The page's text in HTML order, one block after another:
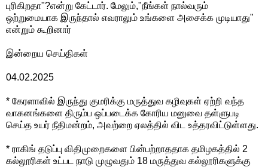
புரிகிறதா"?என்று கேட்டார். மேலும்,"நீங்கள் நால்வரும்
ஒற்றுமையாக இருந்தால் எவராலும் உங்களை அசைக்க முடியாது"
என்றும் கூறினார்
இன்றைய செய்திகள்
04.02.2025
* கேரளாவில் இருந்து குமரிக்கு மருத்துவ கழிவுகள் ஏற்றி வந்த
வாகனங்களை திரும்ப ஒப்படைக்க கோரிய மனுவை தள்ளுபடி
செய்த உயர் நீதிமன்றம், அவற்றை ஏலத்தில் விட உத்தரவிட்டுள்ளது.
* ராகிங் தடுப்பு விதிமுறைகளை பின்பற்றாததாக தமிழகத்தில் 2
கல்லூரிகள் உட்பட நாடு முழுவதும் 18 மருத்துவ கல்லூரிகளுக்கு